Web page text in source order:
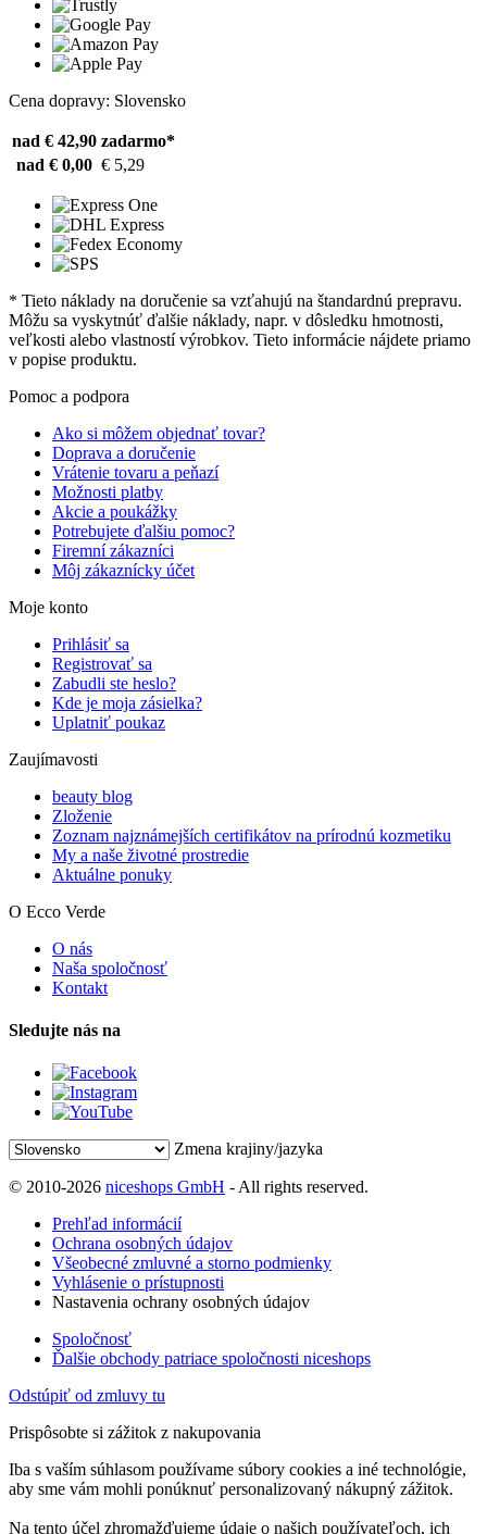
Cena dopravy: Slovensko
nad € 42,90 zadarmo*
nad € 0,00 € 5,29
* Tieto náklady na doručenie sa vzťahujú na štandardnú prepravu.
Môžu sa vyskytnúť ďalšie náklady, napr. v dôsledku hmotnosti,
veľkosti alebo vlastností výrobkov. Tieto informácie nájdete priamo
v popise produktu.
Pomoc a podpora
Ako si môžem objednať tovar?
Doprava a doručenie
Vrátenie tovaru a peňazí
Možnosti platby
Akcie a poukážky
Potrebujete ďalšiu pomoc?
Firemní zákazníci
Môj zákaznícky účet
Moje konto
Prihlásiť sa
Registrovať sa
Zabudli ste heslo?
Kde je moja zásielka?
Uplatniť poukaz
Zaujímavosti
beauty blog
Zloženie
Zoznam najznámejších certifikátov na prírodnú kozmetiku
My a naše životné prostredie
Aktuálne ponuky
O Ecco Verde
O nás
Naša spoločnosť
Kontakt
Sledujte nás na
Zmena krajiny/jazyka
© 2010-2026 niceshops GmbH - All rights reserved.
Prehľad informácií
Ochrana osobných údajov
Všeobecné zmluvné a storno podmienky
Vyhlásenie o prístupnosti
Nastavenia ochrany osobných údajov
Spoločnosť
Ďalšie obchody patriace spoločnosti niceshops
Odstúpiť od zmluvy tu
Prispôsobte si zážitok z nakupovania
Iba s vaším súhlasom používame súbory cookies a iné technológie,
aby sme vám mohli ponúknuť personalizovaný nákupný zážitok.
Na tento účel zhromažďujeme údaje o našich používateľoch, ich